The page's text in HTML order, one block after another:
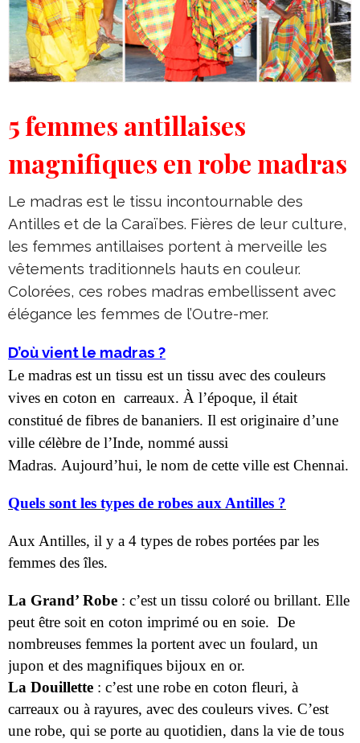
5 femmes antillaises
magnifiques en robe madras
Le madras est le tissu incontournable des
Antilles et de la Caraïbes. Fières de leur culture,
les femmes antillaises portent à merveille les
vêtements traditionnels hauts en couleur.
Colorées, ces robes madras embellissent avec
élégance les femmes de l’Outre-mer.
D’où vient le madras ?
Le madras est un tissu est un tissu avec des couleurs
vives en coton en carreaux. À l’époque, il était
constitué de fibres de bananiers. Il est originaire d’une
ville célèbre de l’Inde, nommé aussi
Madras. Aujourd’hui, le nom de cette ville est Chennai.
Quels sont les types de robes aux Antilles ?
Aux Antilles, il y a 4 types de robes portées par les
femmes des îles.
La Grand’ Robe : c’est un tissu coloré ou brillant. Elle
peut être soit en coton imprimé ou en soie. De
nombreuses femmes la portent avec un foulard, un
jupon et des magnifiques bijoux en or.
La Douillette : c’est une robe en coton fleuri, à
carreaux ou à rayures, avec des couleurs vives. C’est
une robe, qui se porte au quotidien, dans la vie de tous